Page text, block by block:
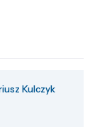
Kulczyk